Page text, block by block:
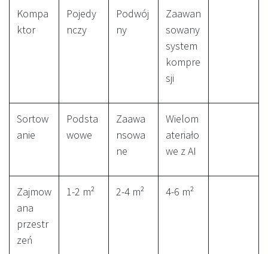
Kompa
ktor
Pojedy
nczy
Podwój
ny
Zaawan
sowany
system
kompre
sji
Sortow
anie
Podsta
wowe
Zaawa
nsowa
ne
Wielom
ateriało
we z AI
Zajmow
ana
przestr
zeń
1-2 m² 2-4 m² 4-6 m²